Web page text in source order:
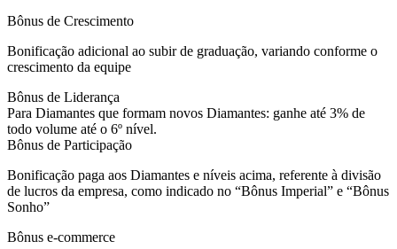
Bônus de Crescimento
Bonificação adicional ao subir de graduação, variando conforme o
crescimento da equipe
Bônus de Liderança
Para Diamantes que formam novos Diamantes: ganhe até 3% de
todo volume até o 6º nível.
Bônus de Participação
Bonificação paga aos Diamantes e níveis acima, referente à divisão
de lucros da empresa, como indicado no “Bônus Imperial” e “Bônus
Sonho”
Bônus e-commerce